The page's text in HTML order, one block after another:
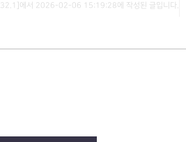
에서 2026-02-06 15:19:28에 작성된 글입니다.